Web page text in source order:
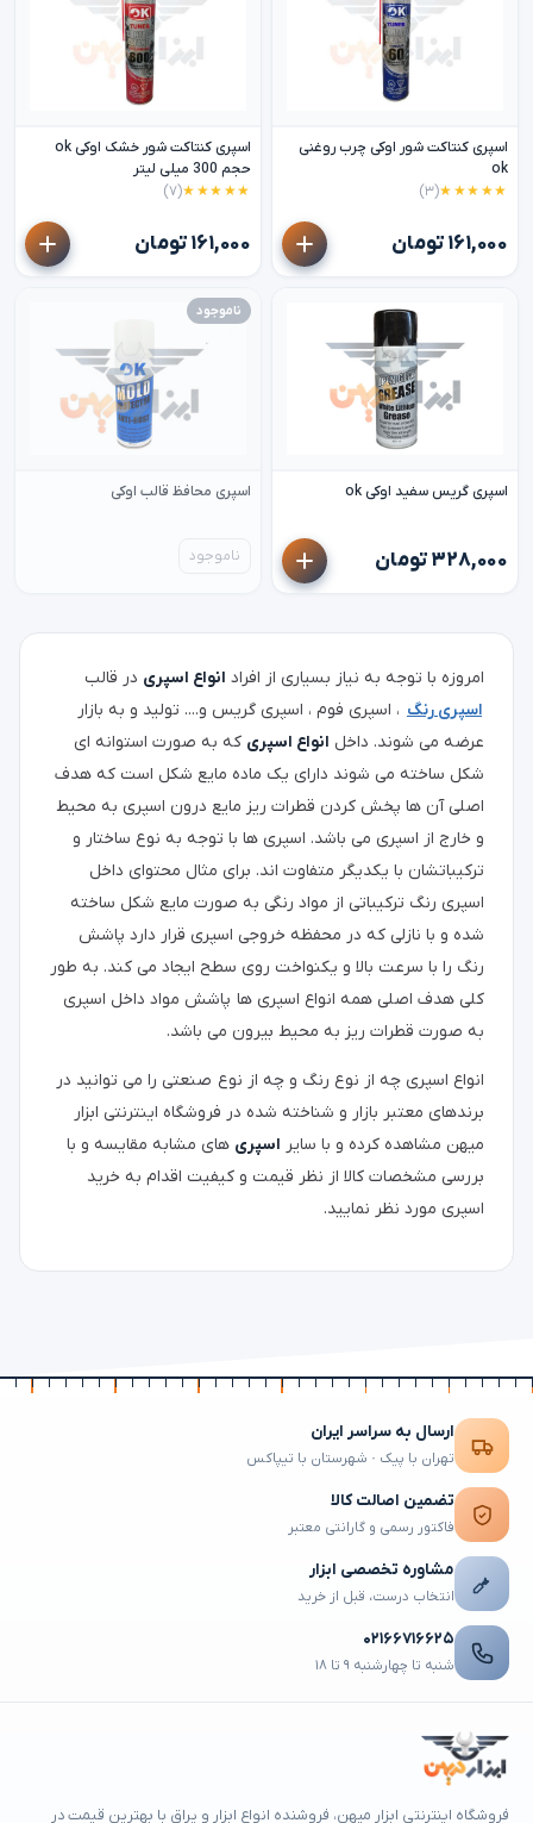
اسپری کنتاکت شور اوکی چرب روغنی
ok
★★★★★(۳)
۱۶۱,۰۰۰ تومان
اسپری کنتاکت شور خشک اوکی ok
حجم 300 میلی لیتر
★★★★★(۷)
۱۶۱,۰۰۰ تومان
اسپری گریس سفید اوکی ok
۳۲۸,۰۰۰ تومان
ناموجود
اسپری محافظ قالب اوکی
ناموجود
امروزه با توجه به نیاز بسیاری از افراد انواع اسپری در قالب
اسپری رنگ ، اسپری فوم ، اسپری گریس و.... تولید و به بازار
عرضه می شوند. داخل انواع اسپری که به صورت استوانه ای
شکل ساخته می شوند دارای یک ماده مایع شکل است که هدف
اصلی آن ها پخش کردن قطرات ریز مایع درون اسپری به محیط
و خارج از اسپری می باشد. اسپری ها با توجه به نوع ساختار و
ترکیباتشان با یکدیگر متفاوت اند. برای مثال محتوای داخل
اسپری رنگ ترکیباتی از مواد رنگی به صورت مایع شکل ساخته
شده و با نازلی که در محفظه خروجی اسپری قرار دارد پاشش
رنگ را با سرعت بالا و یکنواخت روی سطح ایجاد می کند. به طور
کلی هدف اصلی همه انواع اسپری ها پاشش مواد داخل اسپری
به صورت قطرات ریز به محیط بیرون می باشد.
انواع اسپری چه از نوع رنگ و چه از نوع صنعتی را می توانید در
برندهای معتبر بازار و شناخته شده در فروشگاه اینترنتی ابزار
میهن مشاهده کرده و با سایر اسپری های مشابه مقایسه و با
بررسی مشخصات کالا از نظر قیمت و کیفیت اقدام به خرید
اسپری مورد نظر نمایید.
ارسال به سراسر ایران
تهران با پیک · شهرستان با تیپاکس
تضمین اصالت کالا
فاکتور رسمی و گارانتی معتبر
مشاوره تخصصی ابزار
انتخاب درست، قبل از خرید
۰۲۱۶۶۷۱۶۶۲۵
شنبه تا چهارشنبه ۹ تا ۱۸
فروشگاه اینترنتی ابزار میهن، فروشنده انواع ابزار و یراق با بهترین قیمت در